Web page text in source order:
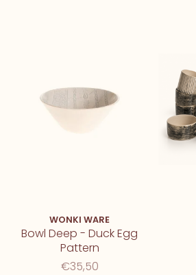
WONKI WARE
Bowl Deep - Duck Egg
Pattern
€35,50